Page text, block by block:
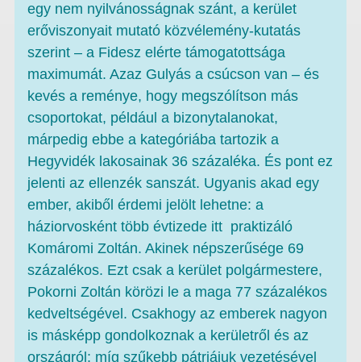
egy nem nyilvánosságnak szánt, a kerület
erőviszonyait mutató közvélemény-kutatás
szerint – a Fidesz elérte támogatottsága
maximumát. Azaz Gulyás a csúcson van – és
kevés a reménye, hogy megszólítson más
csoportokat, például a bizonytalanokat,
márpedig ebbe a kategóriába tartozik a
Hegyvidék lakosainak 36 százaléka. És pont ez
jelenti az ellenzék sanszát. Ugyanis akad egy
ember, akiből érdemi jelölt lehetne: a
háziorvosként több évtizede itt praktizáló
Komáromi Zoltán. Akinek népszerűsége 69
százalékos. Ezt csak a kerület polgármestere,
Pokorni Zoltán körözi le a maga 77 százalékos
kedveltségével. Csakhogy az emberek nagyon
is másképp gondolkoznak a kerületről és az
országról: míg szűkebb pátriájuk vezetésével